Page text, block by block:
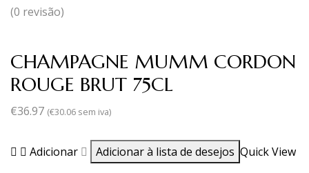
(0 revisão)
CHAMPAGNE MUMM CORDON
ROUGE BRUT 75CL
€36.97 (€30.06 sem iva)
Adicionar Adicionar à lista de desejos Quick View